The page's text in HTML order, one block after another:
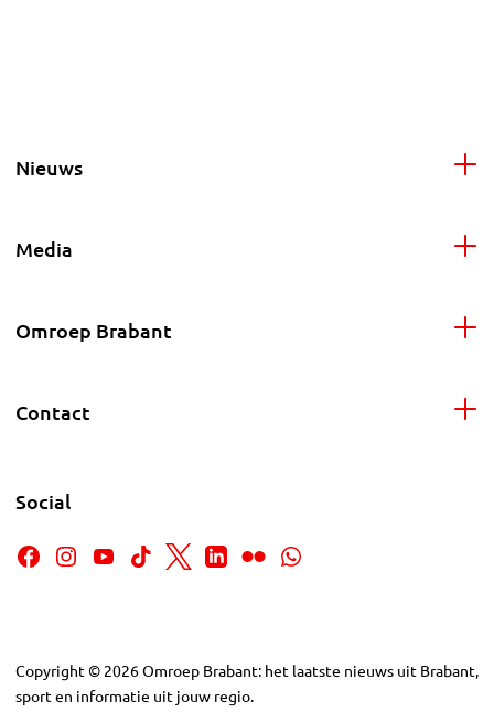
Nieuws
Media
Omroep Brabant
Contact
Social
Copyright © 2026Omroep Brabant: het laatste nieuws uit Brabant,
sport en informatie uit jouw regio.